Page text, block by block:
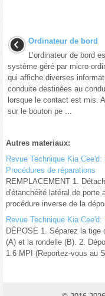
Ordinateur de bord
L’ordinateur de bord
système géré par micro-
qui affiche diverses
conduite destinées au
lorsque le contact est mis.
sur le bouton pe ...
Autres materiaux:
Revue Technique Kia
Procédures de réparations
REMPLACEMENT 1.
d'étanchéité latéral de porte
procédure inverse de la
Revue Technique Kia
DÉPOSE 1. Séparez la tige
(A) et la rondelle (B). 2.
1.6 MPI (Reportez-vous au